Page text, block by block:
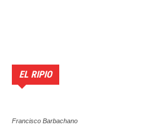
EL RIPIO
Francisco Barbachano